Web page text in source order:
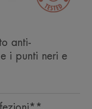
anti-
i punti neri e